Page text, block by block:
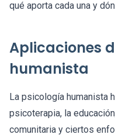
qué aporta cada una y
Aplicaciones
humanista
La psicología humanista
psicoterapia, la
comunitaria y ciertos